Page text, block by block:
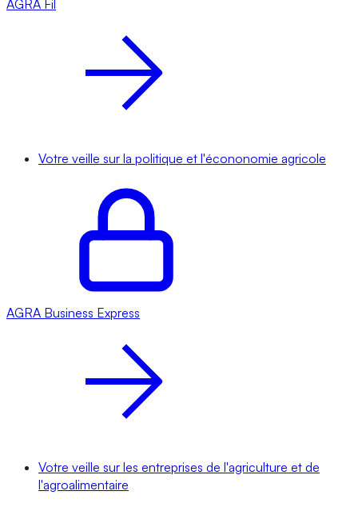
AGRA Fil
Votre veille sur la politique et l'écononomie agricole
AGRA Business Express
Votre veille sur les entreprises de l'agriculture et de
l'agroalimentaire